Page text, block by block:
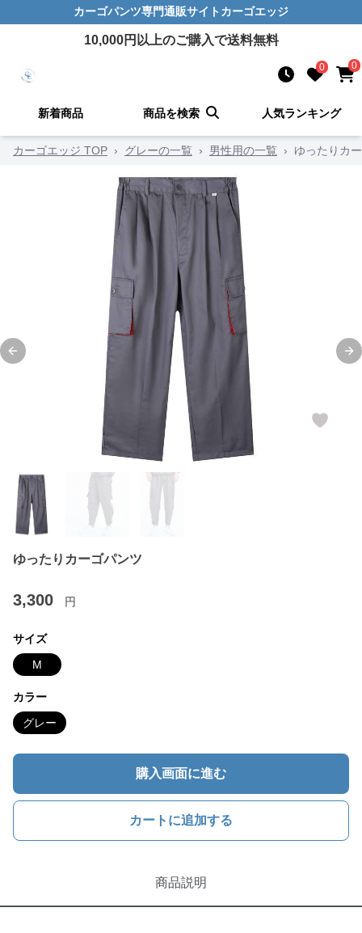
カーゴパンツ専門通販サイト カーゴエッジ
10,000円以上のご購入で送料無料
0 0
新着商品 商品を検索 人気ランキング
カーゴエッジ TOP › グレーの一覧 › 男性用の一覧 › ゆったりカ
Previous slide
ゆったりカーゴパンツ
3,300 円
サイズ
M
カラー
グレー
購入画面に進む
カートに追加する
商品説明